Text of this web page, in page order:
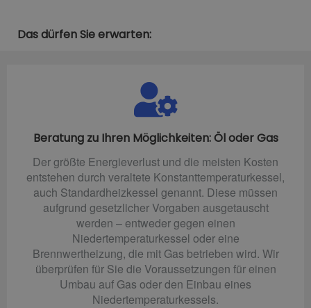
Das dürfen Sie erwarten:
Beratung zu Ihren Möglichkeiten: Öl oder Gas
Der größte Energieverlust und die meisten Kosten
entstehen durch veraltete Konstanttemperaturkessel,
auch Standardheizkessel genannt. Diese müssen
aufgrund gesetzlicher Vorgaben ausgetauscht
werden – entweder gegen einen
Niedertemperaturkessel oder eine
Brennwertheizung, die mit Gas betrieben wird. Wir
überprüfen für Sie die Voraussetzungen für einen
Umbau auf Gas oder den Einbau eines
Niedertemperaturkessels.